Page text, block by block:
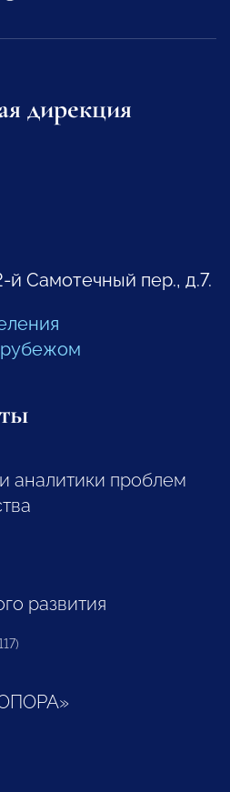
дирекция
й Самотечный пер., д.7.
рубежом
аналитики проблем
развития